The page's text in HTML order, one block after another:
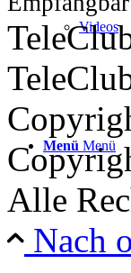
Videos
Menü Menü
Alle
Nach